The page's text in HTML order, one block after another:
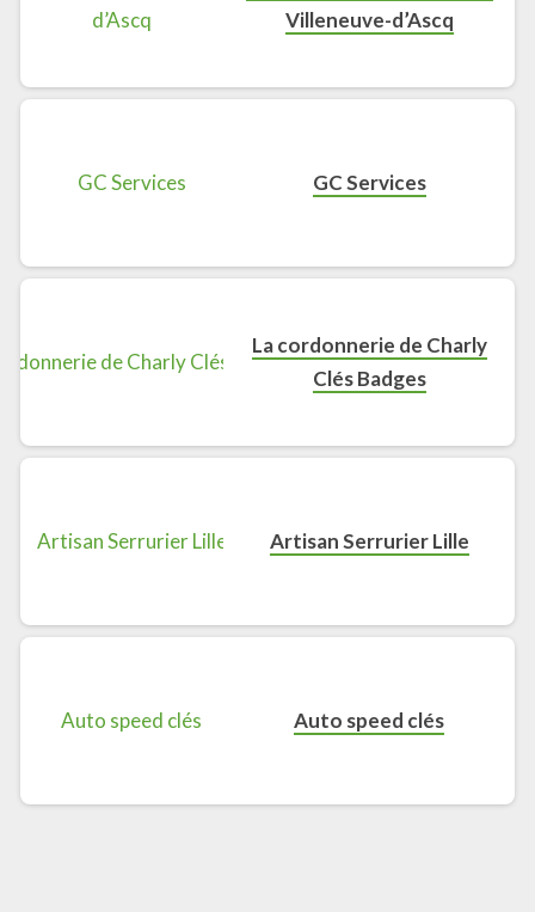
Villeneuve-d’Ascq
GC Services
La cordonnerie de Charly
Clés Badges
Artisan Serrurier Lille
Auto speed clés